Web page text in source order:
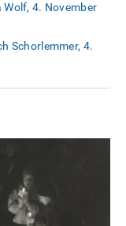
Wolf, 4. November
Schorlemmer, 4.